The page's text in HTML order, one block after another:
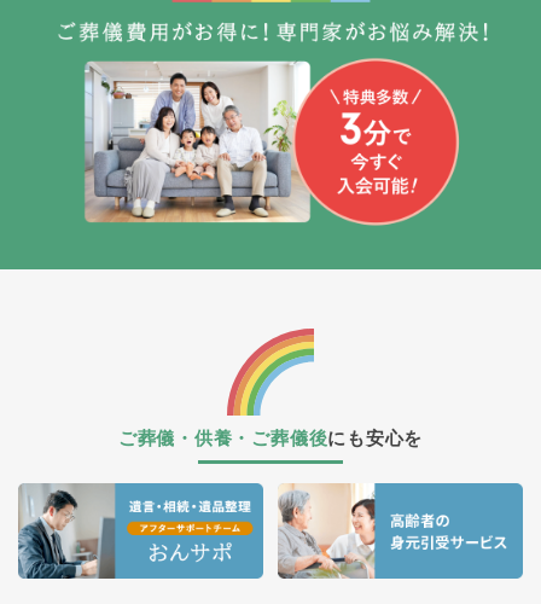
ご葬儀・供養・ご葬儀後にも安心を